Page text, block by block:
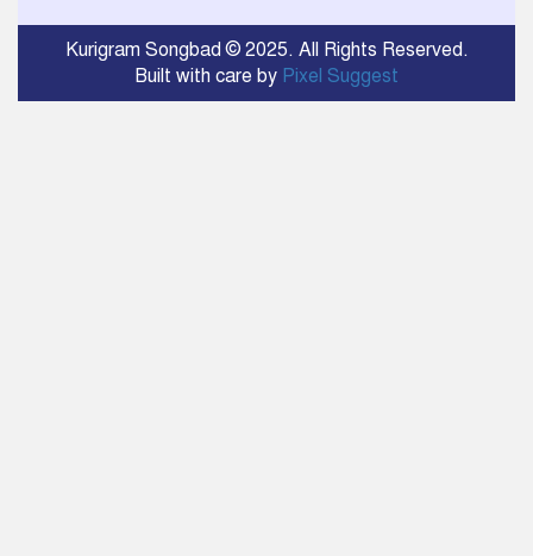
Kurigram Songbad © 2025. All Rights Reserved.
Built with care by Pixel Suggest